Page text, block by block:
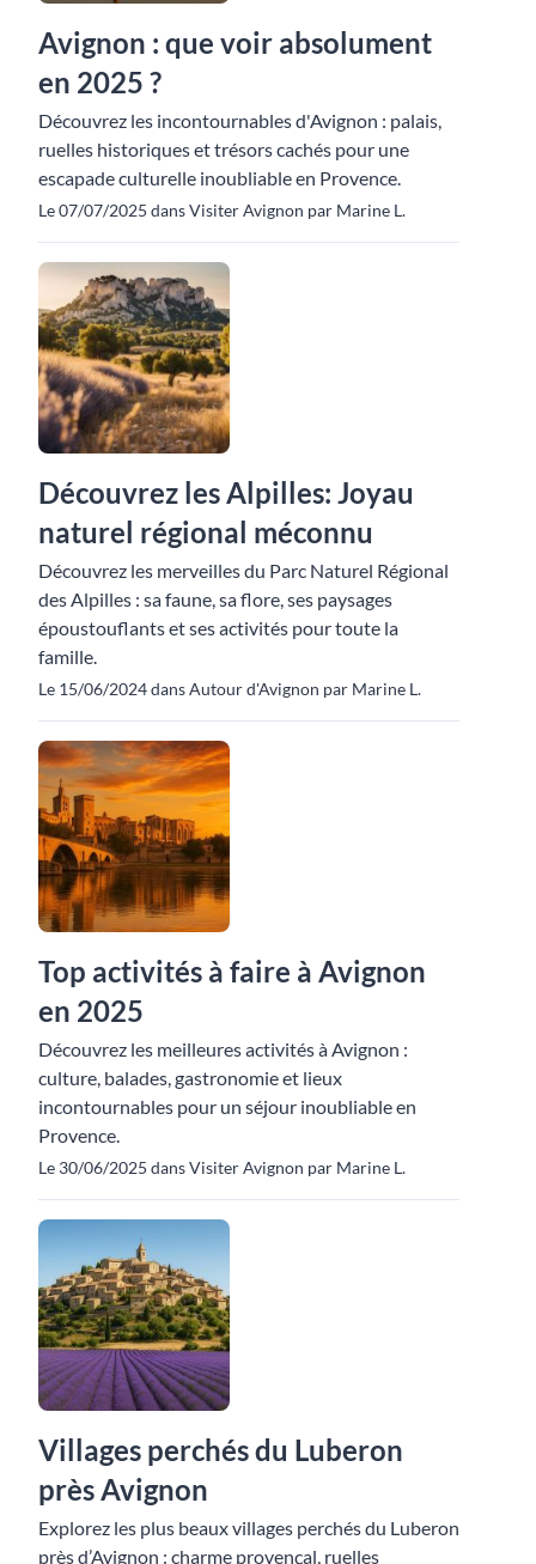
Avignon : que voir absolument
en 2025 ?
Découvrez les incontournables d'Avignon : palais,
ruelles historiques et trésors cachés pour une
escapade culturelle inoubliable en Provence.
Le 07/07/2025 dans Visiter Avignon par Marine L.
Découvrez les Alpilles: Joyau
naturel régional méconnu
Découvrez les merveilles du Parc Naturel Régional
des Alpilles : sa faune, sa flore, ses paysages
époustouflants et ses activités pour toute la
famille.
Le 15/06/2024 dans Autour d'Avignon par Marine L.
Top activités à faire à Avignon
en 2025
Découvrez les meilleures activités à Avignon :
culture, balades, gastronomie et lieux
incontournables pour un séjour inoubliable en
Provence.
Le 30/06/2025 dans Visiter Avignon par Marine L.
Villages perchés du Luberon
près Avignon
Explorez les plus beaux villages perchés du Luberon
près d’Avignon : charme provençal, ruelles